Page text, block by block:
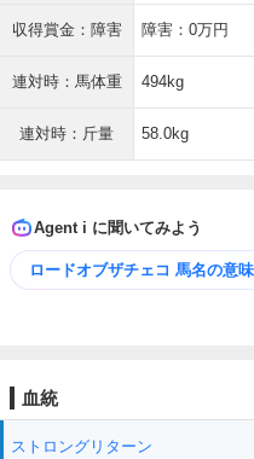
収得賞金：障害 障害：0万円
連対時：馬体重 494kg
連対時：斤量 58.0kg
Agent i に聞いてみよう
ロードオブザチェコ 馬名の意
血統
ストロングリターン